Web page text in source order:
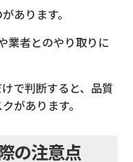
あります。
業者とのやり取りに
で判断すると、品質
があります。
の注意点